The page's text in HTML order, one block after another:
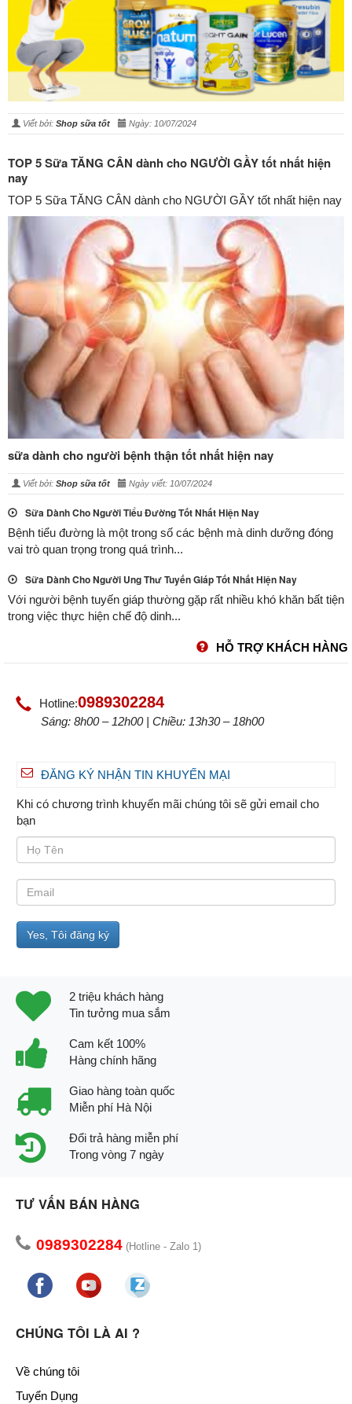
Viết bởi: Shop sữa tốt Ngày: 10/07/2024
TOP 5 Sữa TĂNG CÂN dành cho NGƯỜI GẦY tốt nhất hiện
nay
TOP 5 Sữa TĂNG CÂN dành cho NGƯỜI GẦY tốt nhất hiện nay
sữa dành cho người bệnh thận tốt nhất hiện nay
Viết bởi: Shop sữa tốt Ngày viết: 10/07/2024
Sữa Dành Cho Người Tiểu Đường Tốt Nhất Hiện Nay
Bệnh tiểu đường là một trong số các bệnh mà dinh dưỡng đóng
vai trò quan trọng trong quá trình...
Sữa Dành Cho Người Ung Thư Tuyến Giáp Tốt Nhất Hiện Nay
Với người bệnh tuyến giáp thường gặp rất nhiều khó khăn bất tiện
trong việc thực hiện chế độ dinh...
HỖ TRỢ KHÁCH HÀNG
Hotline:0989302284
Sáng: 8h00 – 12h00 | Chiều: 13h30 – 18h00
ĐĂNG KÝ NHẬN TIN KHUYẾN MẠI
Khi có chương trình khuyến mãi chúng tôi sẽ gửi email cho
bạn
2 triệu khách hàng
Tin tưởng mua sắm
Cam kết 100%
Hàng chính hãng
Giao hàng toàn quốc
Miễn phí Hà Nội
Đổi trả hàng miễn phí
Trong vòng 7 ngày
TƯ VẤN BÁN HÀNG
0989302284 (Hotline - Zalo 1)
CHÚNG TÔI LÀ AI ?
Về chúng tôi
Tuyển Dụng